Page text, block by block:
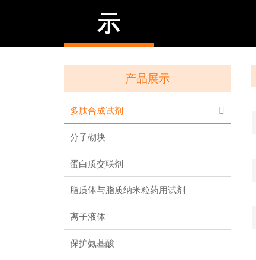
示
产品展示
多肽合成试剂 
分子砌块
蛋白质交联剂
脂质体与脂质纳米粒药用试剂
离子液体
保护氨基酸